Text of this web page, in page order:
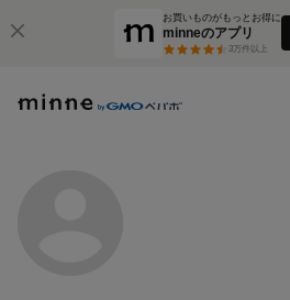
お買いものがもっとお得に
minneのアプリ
3万件以上